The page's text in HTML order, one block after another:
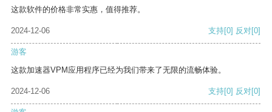
这款软件的价格非常实惠，值得推荐。
2024-12-06 支持[0] 反对[0]
游客
这款加速器VPM应用程序已经为我们带来了无限的流畅体验。
2024-12-06 支持[0] 反对[0]